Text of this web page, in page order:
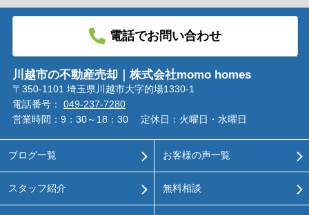
電話でお問い合わせ
川越市の不動産売却｜株式会社momo homes
〒350-1101 埼玉県川越市大字的場1330-1
電話番号： 049-237-7280
営業時間：9：30～18：30
定休日：火曜日・水曜日
ブログ一覧
スタッフ紹介
お客様の声一覧
無料相談